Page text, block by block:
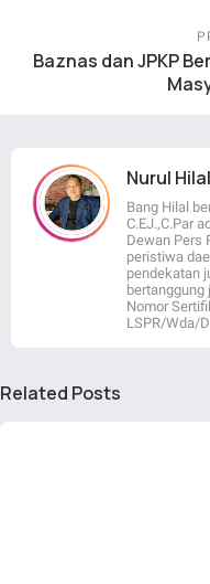
Baznas dan JPKP
Nurul Hilal
Bang Hilal
C.EJ.,C.Par
Dewan Pers
peristiwa
pendekatan
bertanggung
Nomor
LSPR/Wda/
Related Posts